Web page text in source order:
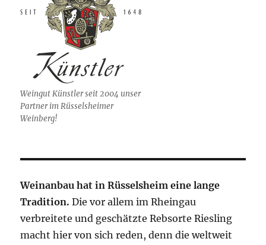
Weingut Künstler seit 2004 unser
Partner im Rüsselsheimer
Weinberg!
Weinanbau hat in Rüsselsheim eine lange
Tradition.Die vor allem im Rheingau
verbreitete und geschätzte Rebsorte Riesling
macht hier von sich reden, denn die weltweit